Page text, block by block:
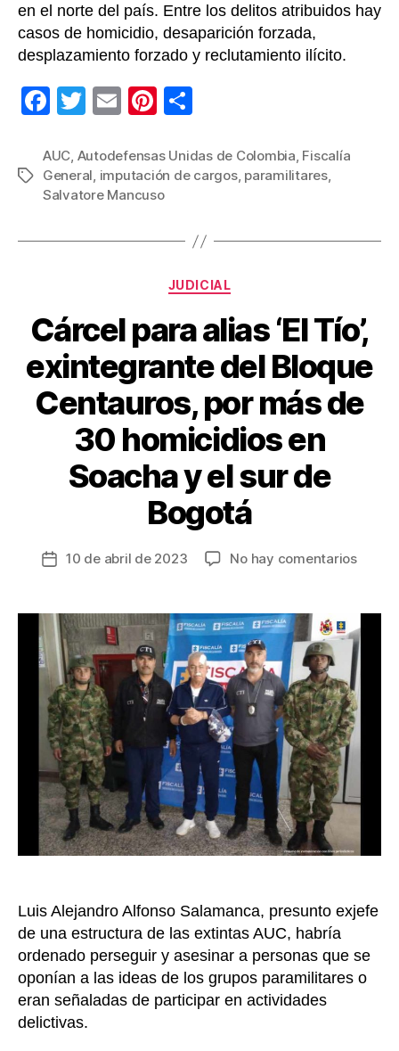
en el norte del país. Entre los delitos atribuidos hay
casos de homicidio, desaparición forzada,
desplazamiento forzado y reclutamiento ilícito.
F
c
e
o
T
tt
er
E
ail
Pi
er
e
m
p
tir
Etiquetas
AUC, Autodefensas Unidas de Colombia, Fiscalía
General, imputación de cargos, paramilitares,
Salvatore Mancuso
Categorías
JUDICIAL
Cárcel para alias ‘El Tío’,
exintegrante del Bloque
Centauros, por más de
30 homicidios en
Soacha y el sur de
Bogotá
Fecha
entrada
10 de abril de 2023 No hay comentariosen
alias
‘El
Tío’,
del
de
30
en
el
de
Luis Alejandro Alfonso Salamanca, presunto exjefe
de una estructura de las extintas AUC, habría
ordenado perseguir y asesinar a personas que se
oponían a las ideas de los grupos paramilitares o
eran señaladas de participar en actividades
delictivas.